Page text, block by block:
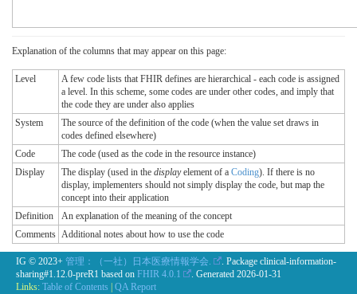
Explanation of the columns that may appear on this page:
Level
A few code lists that FHIR defines are hierarchical - each code is assigned
a level. In this scheme, some codes are under other codes, and imply that
the code they are under also applies
System
The source of the definition of the code (when the value set draws in
codes defined elsewhere)
Code
The code (used as the code in the resource instance)
Display
The display (used in the displayelement of a Coding). If there is no
display, implementers should not simply display the code, but map the
concept into their application
Definition
An explanation of the meaning of the concept
Comments Additional notes about how to use the code
IG © 2023+ 管理：（一社）日本医療情報学会.
. Package clinical-information-
sharing#1.12.0-preR1 based on FHIR 4.0.1 . Generated 2026-01-31
Links: Table of Contents QA Report